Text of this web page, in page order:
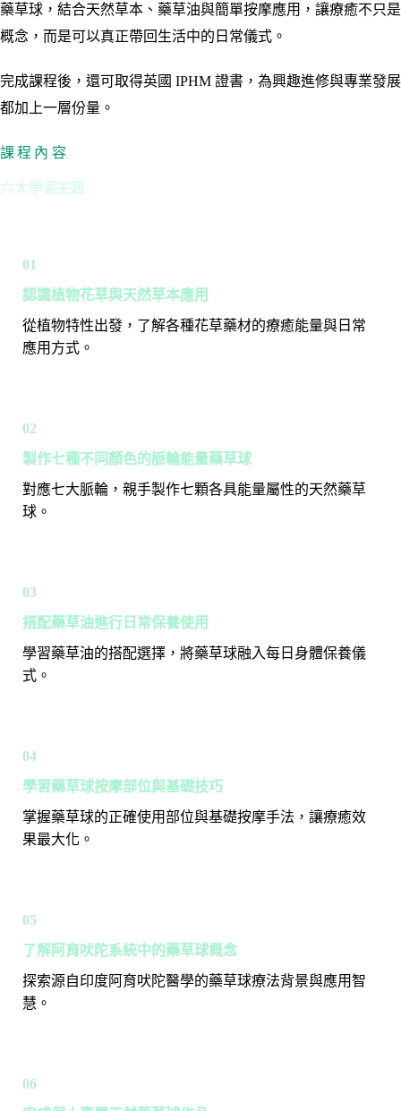
藥草球，結合天然草本、藥草油與簡單按摩應用，讓療癒不只是
概念，而是可以真正帶回生活中的日常儀式。
完成課程後，還可取得英國 IPHM 證書，為興趣進修與專業發展
都加上一層份量。
課程內容
六大學習主題
01
認識植物花草與天然草本應用
從植物特性出發，了解各種花草藥材的療癒能量與日常
應用方式。
02
製作七種不同顏色的脈輪能量藥草球
對應七大脈輪，親手製作七顆各具能量屬性的天然藥草
球。
03
搭配藥草油進行日常保養使用
學習藥草油的搭配選擇，將藥草球融入每日身體保養儀
式。
04
學習藥草球按摩部位與基礎技巧
掌握藥草球的正確使用部位與基礎按摩手法，讓療癒效
果最大化。
05
了解阿育吠陀系統中的藥草球概念
探索源自印度阿育吠陀醫學的藥草球療法背景與應用智
慧。
06